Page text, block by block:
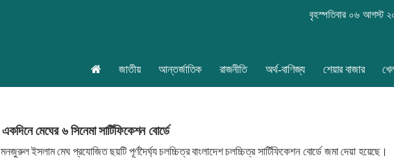
বৃহস্পতিবার ০৬ আগস্ট
জাতীয় আন্তর্জাতিক রাজনীতি অর্থ-বাণিজ্য শেয়ার বাজার
একদিনে মেঘের ৬ সিনেমা সার্টিফিকেশন বোর্ডে
মনজুরুল ইসলাম মেঘ প্রযোজিত ছয়টি পূর্ণদৈর্ঘ্য চলচ্চিত্র বাংলাদেশ চলচ্চিত্র সার্টিফিকেশন বোর্ডে জমা দেয়া হয়েছে।